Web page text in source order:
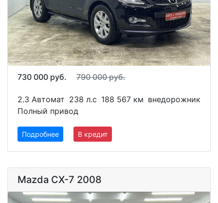
730 000 руб. 790 000 руб.
2.3 Автомат 238 л.с 188 567 км внедорожник
Полный привод
Подробнее В кредит
Mazda CX-7 2008